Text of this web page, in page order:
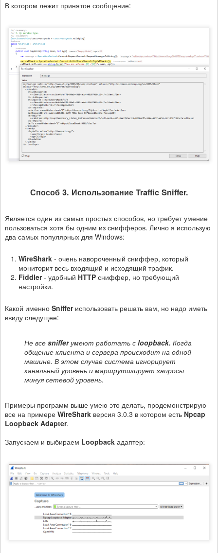
В котором лежит принятое сообщение:
Способ 3. Использование Traffic Sniffer.
Является один из самых простых способов, но требует умение
пользоваться хотя бы одним из снифферов. Лично я использую
два самых популярных для Windows:
WireShark - очень навороченный сниффер, который
мониторит весь входящий и исходящий трафик.
Fiddler- удобный HTTP сниффер, но требующий
настройки.
Какой именно Sniffer использовать решать вам, но надо иметь
ввиду следущее:
Не все snifferумеют работать с loopback. Когда
общение клиента и сервера происходит на одной
машине. В этом случае система игнорирует
канальный уровень и маршрутизирует запросы
минуя сетевой уровень.
Примеры программ выше умею это делать, продемонстрирую
все на примере WireShark версия 3.0.3 в котором есть Npcap
Loopback Adapter.
Запускаем и выбираем Loopback адаптер: